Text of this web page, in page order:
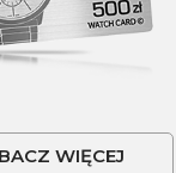
WIĘCEJ